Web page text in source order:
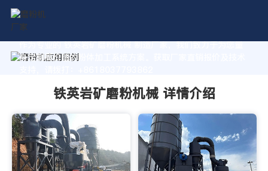
作为专业的 铁英岩矿磨粉机械 制造厂家，我们致力于为您量
身定制高价值的粉体加工系统方案。获取厂家直销报价及技术
铁英岩矿磨粉机械 详情介绍